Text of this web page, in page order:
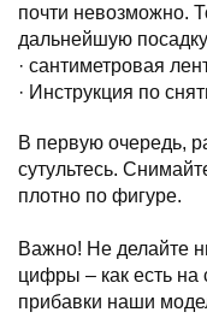
почти невозможно.
дальнейшую
· сантиметровая
· Инструкция по
В первую очередь,
сутультесь.
плотно по фигуре.
Важно! Не делайте
цифры – как есть
прибавки наши